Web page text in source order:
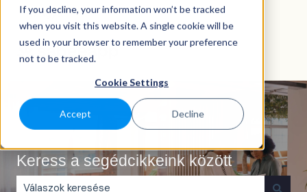
If you decline, your information won’t be tracked
when you visit this website. A single cookie will be
used in your browser to remember your preference
not to be tracked.
Cookie Settings
Accept Decline
MagyarAlmenü megjelenítése fordításokhoz
Keress a segédcikkeink között